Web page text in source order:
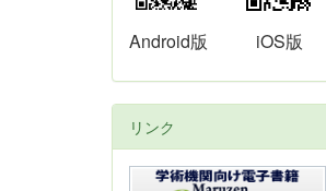
Android版 iOS版
リンク